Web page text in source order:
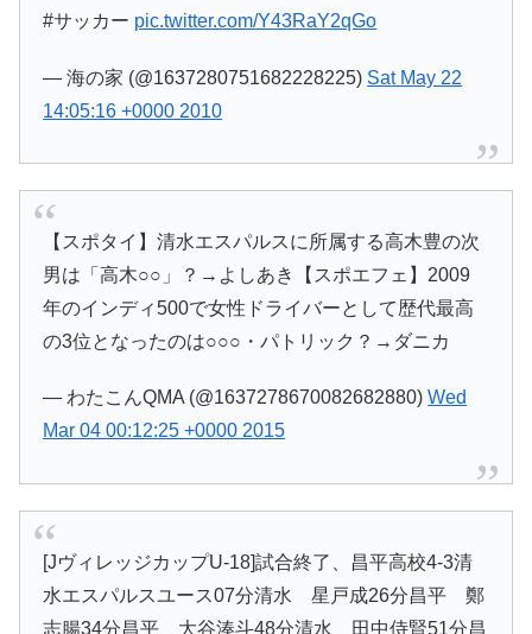
#サッカー pic.twitter.com/Y43RaY2qGo
— 海の家 (@1637280751682228225) Sat May 22
14:05:16 +0000 2010
【スポタイ】清水エスパルスに所属する高木豊の次
男は「高木○○」？→よしあき【スポエフェ】2009
年のインディ500で女性ドライバーとして歴代最高
の3位となったのは○○○・パトリック？→ダニカ
— わたこんQMA (@1637278670082682880)Wed
Mar 04 00:12:25 +0000 2015
[JヴィレッジカップU-18]試合終了、昌平高校4-3清
水エスパルスユース07分清水 星戸成26分昌平 鄭
志腸34分昌平 大谷湊斗48分清水 田中侍賢51分昌